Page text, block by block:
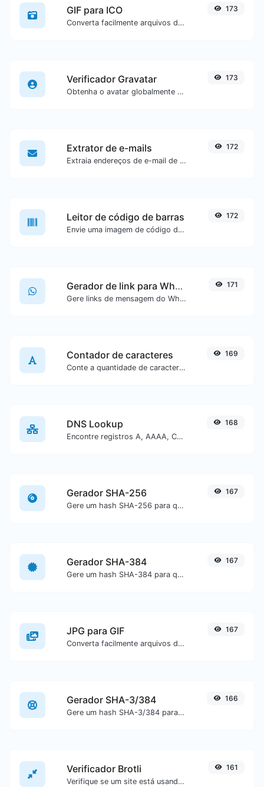
GIF para ICO
Converta facilmente arquivos de imagem GIF para ICO.
173
Verificador Gravatar
Obtenha o avatar globalmente reconhecido do gravatar.com para qualquer e-mail.
173
Extrator de e-mails
Extraia endereços de e-mail de qualquer tipo de conteúdo textual.
172
Leitor de código de barras
Envie uma imagem de código de barras e extraia os dados contidos nela.
172
Gerador de link para WhatsApp
Gere links de mensagem do WhatsApp com facilidade.
171
Contador de caracteres
Conte a quantidade de caracteres e palavras de um texto específico.
169
DNS Lookup
Encontre registros A, AAAA, CNAME, MX, NS, TXT, SOA de um host.
168
Gerador SHA-256
Gere um hash SHA-256 para qualquer entrada de texto.
167
Gerador SHA-384
Gere um hash SHA-384 para qualquer entrada de texto.
167
JPG para GIF
Converta facilmente arquivos de imagem JPG para GIF.
167
Gerador SHA-3/384
Gere um hash SHA-3/384 para qualquer entrada de texto.
166
Verificador Brotli
Verifique se um site está usando o algoritmo de compactação Brotli ou não.
161